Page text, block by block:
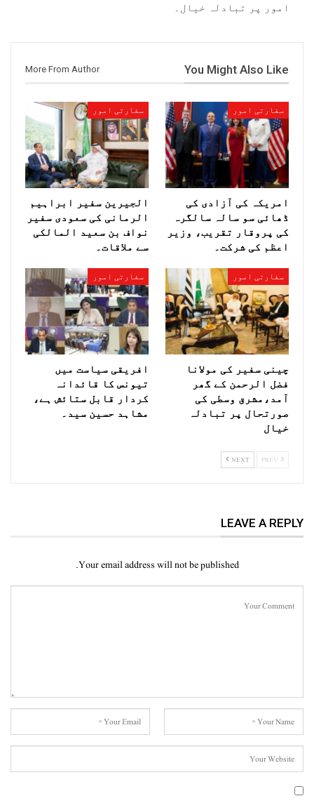
امور پر تبادلہ خیال۔
You Might Also Like
More From Author
سفارتی امور
امریکہ کی آزادی کی
ڈھائی سو سالہ سالگرہ
کی پروقار تقریب، وزیر
اعظم کی شرکت۔
سفارتی امور
الجیرین سفیر ابراہیم
الرمانی کی سعودی سفیر
نواف بن سعید المالکی
سے ملاقات۔
سفارتی امور
چینی سفیر کی مولانا
فضل الرحمن کے گھر
آمد،مشرق وسطی کی
صورتحال پر تبادلہ
خیال
سفارتی امور
افریقی سیاست میں
تیونس کا قائدانہ
کردار قابل ستائش ہے،
مشاہد حسین سید۔
NEXT
LEAVE A REPLY
Your email address will not be published.